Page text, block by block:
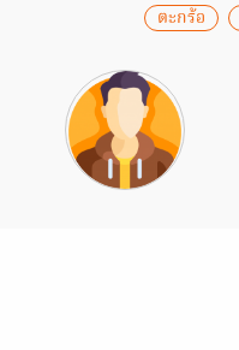
ตะกร้อ